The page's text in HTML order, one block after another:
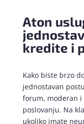
Aton
kredite i
Kako biste brzo
jednostavan
forum, moderan
poslovanju. Na
ukoliko imate